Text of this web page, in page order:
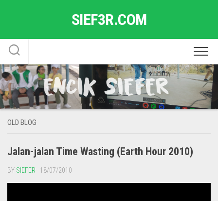
SIEF3R.COM
OLD BLOG
Jalan-jalan Time Wasting (Earth Hour 2010)
BY SIEFER · 18/07/2010